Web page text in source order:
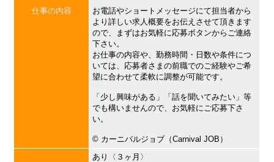
仕事の内容
お電話やショートメッセージにて担当者から
より詳しい求人概要をお伝えさせて頂きます
ので、まずはお気軽に応募ボタンからご連絡
下さい。
お仕事の内容や、勤務時間・日数や条件につ
いては、応募者さまの前職でのご経験やご希
望に合わせて柔軟に調整が可能です。
「少し興味がある」「話を聞いてみたい」等
でも構いませんので、お気軽にご応募下さ
い。
©︎ カーニバルジョブ（Carnival JOB）
あり〈３ヶ月〉